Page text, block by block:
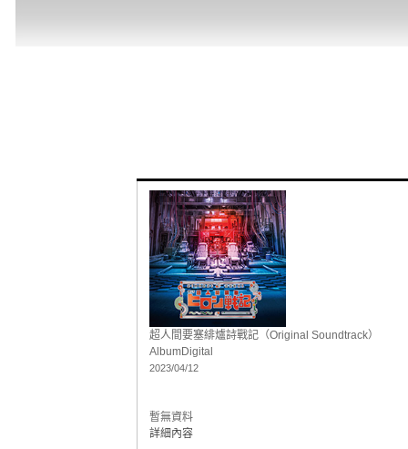
超人間要塞緋爐詩戰記（Original Soundtrack）
AlbumDigital
2023/04/12
暫無資料
詳細內容